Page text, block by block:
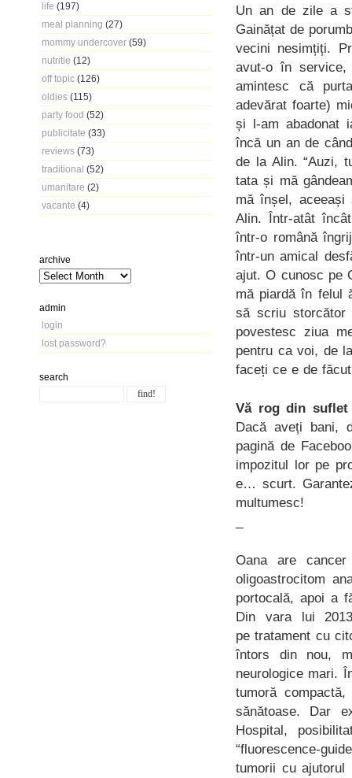
life (197)
meal planning (27)
mommy undercover (59)
nutritie (12)
off topic (126)
oldies (115)
party food (52)
publicitate (33)
reviews (73)
traditional (52)
umanitare (2)
vacante (4)
archive
admin
login
lost password?
search
Un an de zile a
Gainățat de
vecini nesimțiți.
avut-o în
amintesc că
adevărat foarte)
și l-am abadonat
încă un an de
de la Alin. “Auzi,
tata și mă
mă înșel,
Alin. Într-atât
într-o română
într-un amical
ajut. O cunosc pe
mă piardă în felul
să scriu
povestesc ziua
pentru ca voi, de
faceți ce e de
Vă rog din
Dacă aveți bani,
pagină de
impozitul lor pe
e… scurt.
multumesc!
Oana are
oligoastrocitom
portocală, apoi a
Din vara lui
pe tratament cu
întors din nou,
neurologice mari.
tumoră
sănătoase. Dar
Hospital,
“fluorescence-
tumorii cu ajutorul